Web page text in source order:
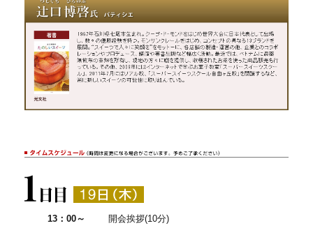
13：00～ 開会挨拶(10分)